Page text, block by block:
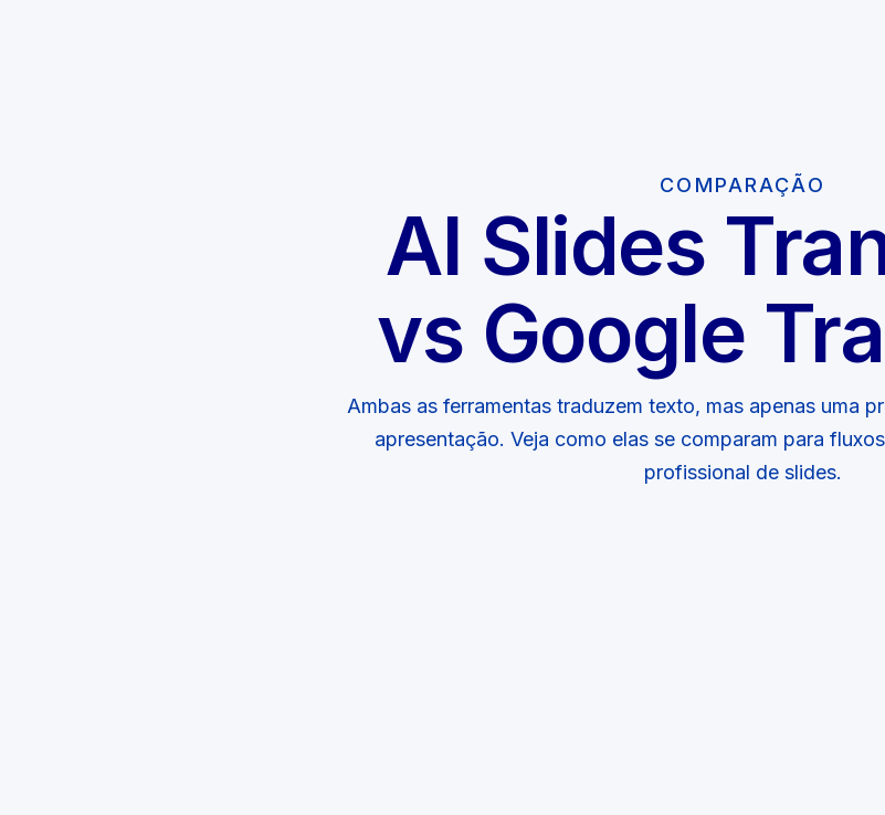
COMPARAÇÃO
AI Slides
vs Google
Ambas as ferramentas traduzem texto, mas apenas uma
apresentação. Veja como elas se comparam para
profissional de slides.